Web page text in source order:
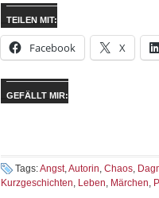
TEILEN MIT:
Facebook X
GEFÄLLT MIR:
Tags:Angst,Autorin, Chaos,
Kurzgeschichten, Leben, Märchen,